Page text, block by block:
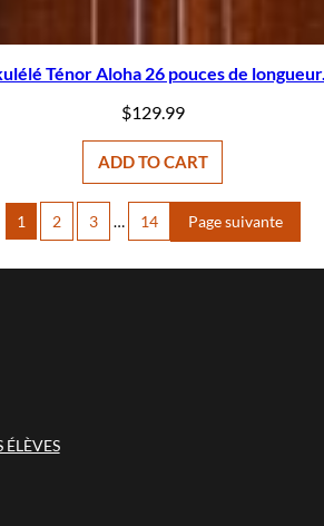
Ténor Aloha 26 pouces de longueur.
$129.99
ADD TO CART
1 2 3 … 14 Page suivante